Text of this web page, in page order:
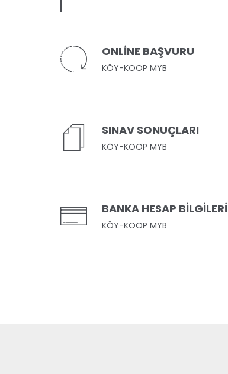
ONLİNE BAŞVURU
KÖY-KOOP MYB
SINAV SONUÇLARI
KÖY-KOOP MYB
BANKA HESAP BİLGİLERİ
KÖY-KOOP MYB